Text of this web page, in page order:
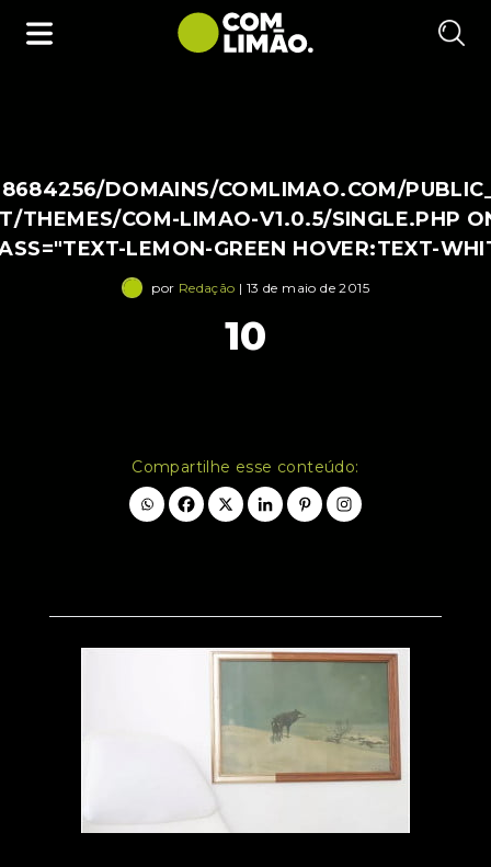
DOMAINS/COMLIMAO.COM/
THEMES/COM-LIMAO-V1.0.5/SINGLE.PHP
LEMON-GREEN HOVER:TEXT-
por Redação | 13 de maio de 2015
10
Compartilhe esse conteúdo: